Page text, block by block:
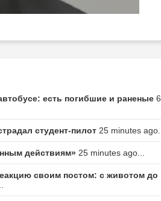
есть погибшие и раненые 6
студент-пилот 25 minutes ago...
действиям» 25 minutes ago...
своим постом: с животом до